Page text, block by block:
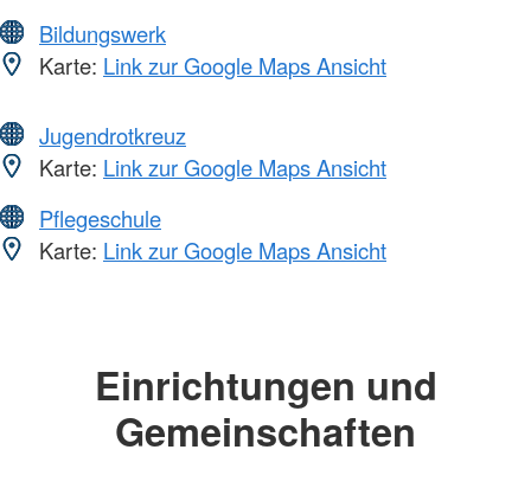
Bildungswerk
Karte: Link zur Google Maps Ansicht
Jugendrotkreuz
Karte: Link zur Google Maps Ansicht
Pflegeschule
Karte: Link zur Google Maps Ansicht
Einrichtungen und
Gemeinschaften